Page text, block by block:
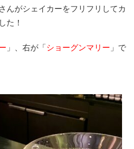
んがシェイカーをフリフリしてカ
た！
」、右が「 ショーグンマリー 」で